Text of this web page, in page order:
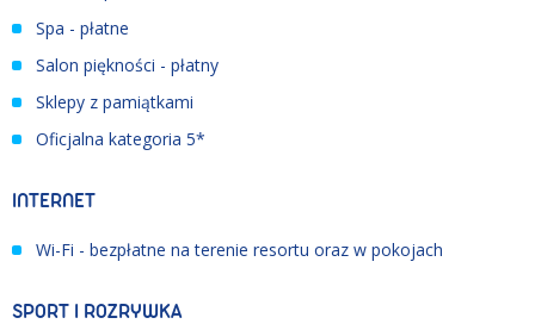
Spa - płatne
Salon piękności - płatny
Sklepy z pamiątkami
Oficjalna kategoria 5*
INTERNET
Wi-Fi - bezpłatne na terenie resortu oraz w pokojach
SPORT I ROZRYWKA